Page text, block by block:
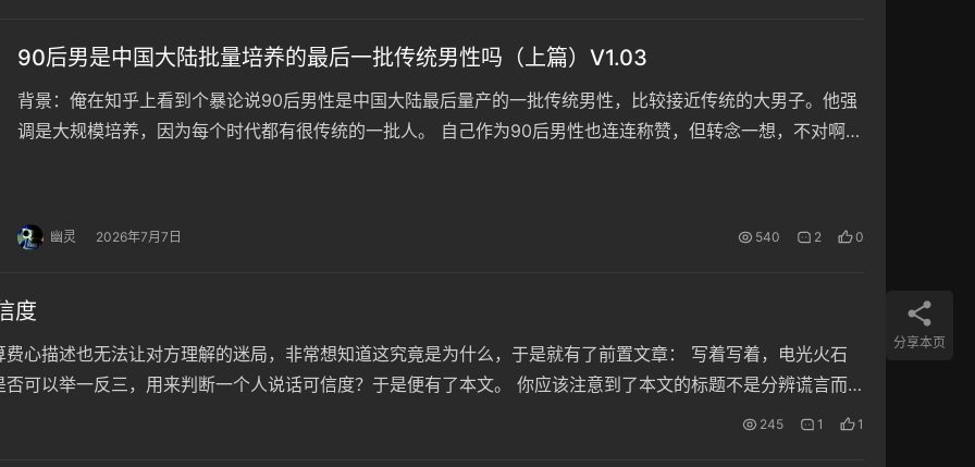
90后男是中国大陆批量培养的最后一批传统男性吗（上篇）V1.03
背景：俺在知乎上看到个暴论说90后男性是中国大陆最后量产的一批传统男性，比较接近传统的大男子。他强
调是大规模培养，因为每个时代都有很传统的一批人。 自己作为90后男性也连连称赞，但转念一想，不对啊，
幽灵 2026年7月7日 540 2 0
度
心描述也无法让对方理解的迷局，非常想知道这究竟是为什么，于是就有了前置文章： 写着写着，电光火石
可以举一反三，用来判断一个人说话可信度？于是便有了本文。 你应该注意到了本文的标题不是分辨谎言而
245 1 1
分享本页